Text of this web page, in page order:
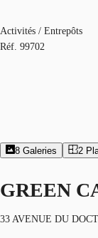
Activités / Entrepôts
Réf. 99702
8 Galeries 2
GREEN
33 AVENUE DU